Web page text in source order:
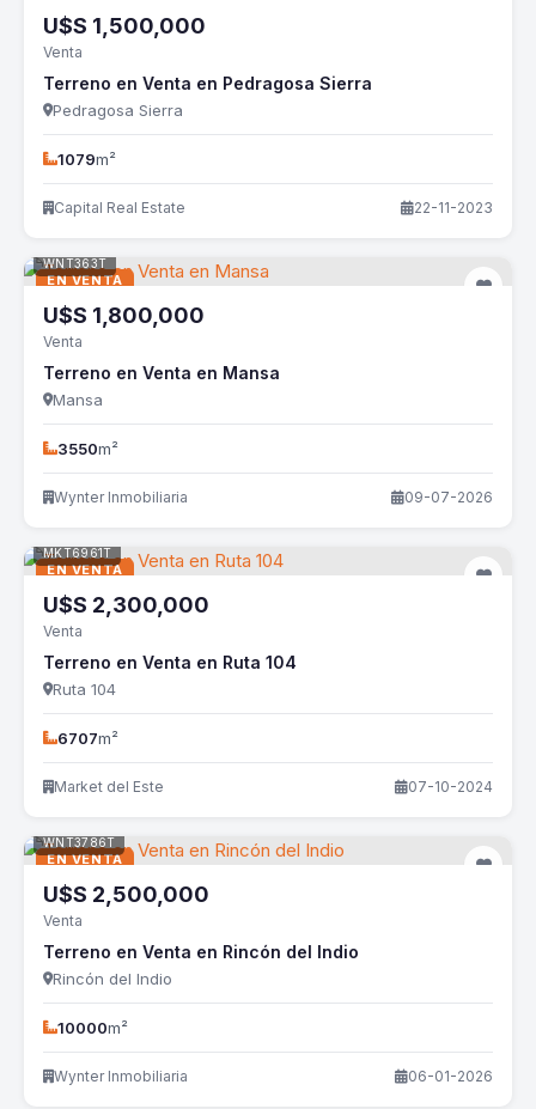
U$S 1,500,000
Venta
Terreno en Venta en Pedragosa Sierra
Pedragosa Sierra
1079m²
Capital Real Estate 22-11-2023
EN VENTA
WNT363T
U$S 1,800,000
Venta
Terreno en Venta en Mansa
Mansa
3550m²
Wynter Inmobiliaria 09-07-2026
EN VENTA
MKT6961T
U$S 2,300,000
Venta
Terreno en Venta en Ruta 104
Ruta 104
6707m²
Market del Este 07-10-2024
EN VENTA
WNT3786T
U$S 2,500,000
Venta
Terreno en Venta en Rincón del Indio
Rincón del Indio
10000m²
Wynter Inmobiliaria 06-01-2026